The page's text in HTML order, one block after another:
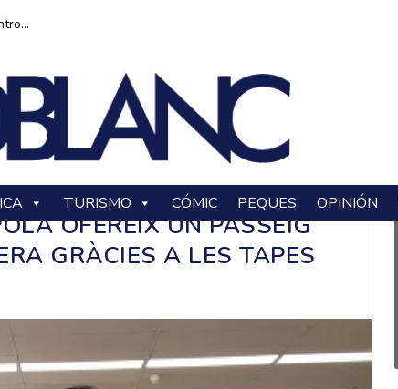
TURISMO CÓMIC PEQUES OPINIÓN
OFEREIX UN PASSEIG
GRÀCIES A LES TAPES